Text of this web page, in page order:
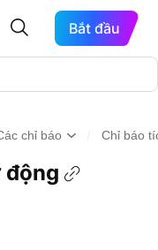
Bắt đầu
chỉ báo Chỉ báo
động